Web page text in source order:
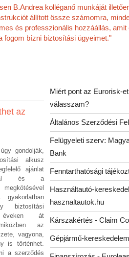
B.Andrea kolléganő munkáját
állított össze számomra,
és professzionális hozzáállás, amit
fogom bízni biztosítási ügyeimet."
az
gondolják,
alkusz
ajánlat
és a
biztosítási
éveken át
az
vagyona,
is történhet.
a szerződés
Miért pont az Eurorisk-et
válasszam?
Általános Szerződési
Felügyeleti szerv:
Bank
Fenntarthatósági
Használtautó-
hasznaltautok.hu
Kárszakértés - Claim
Gépjármű-